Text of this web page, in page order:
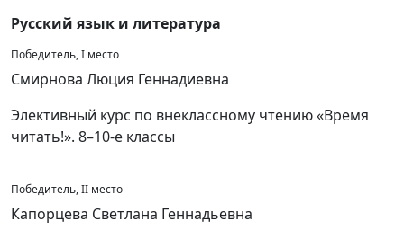
Русский язык и литература
Победитель, I место
Смирнова Люция Геннадиевна
Элективный курс по внеклассному чтению «Время
читать!». 8–10-е классы
Победитель, II место
Капорцева Светлана Геннадьевна